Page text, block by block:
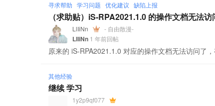
寻求帮助 学习问题 优化建议 缺陷上报
（求助贴）iS-RPA2021.1.0 的操作文档无法访
LlIiNn - 自由散漫-
LlIiNn 1 年前回帖
原来的 iS-RPA2021.1.0 对应的操作文档无法访问了
其他经验
继续 学习
1y2p9qf077